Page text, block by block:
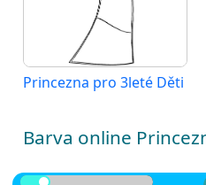
Princezna pro 3leté Děti
Barva online